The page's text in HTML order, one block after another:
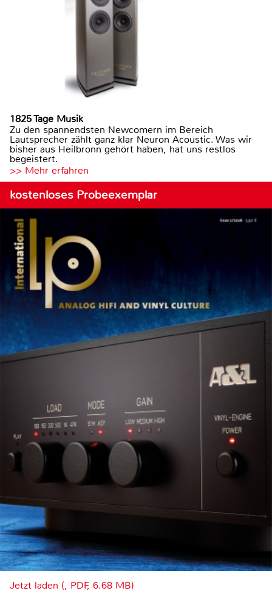
1825 Tage Musik
Zu den spannendsten Newcomern im Bereich
Lautsprecher zählt ganz klar Neuron Acoustic. Was wir
bisher aus Heilbronn gehört haben, hat uns restlos
begeistert.
>> Mehr erfahren
kostenloses Probeexemplar
Jetzt laden (, PDF, 6.68 MB)